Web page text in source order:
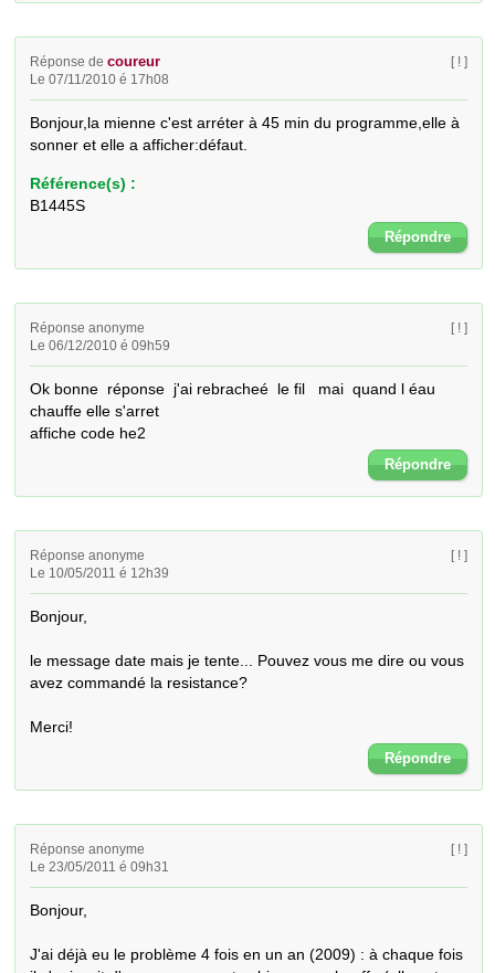
Réponse decoureur
Le 07/11/2010 é 17h08
[ ! ]
Bonjour,la mienne c'est arréter à 45 min du programme,elle à
sonner et elle a afficher:défaut.
Référence(s) :
B1445S
Répondre
Réponse anonyme
Le 06/12/2010 é 09h59
[ ! ]
Ok bonne  réponse  j'ai rebracheé  le fil   mai  quand l éau
chauffe elle s'arret
affiche code he2
Répondre
Réponse anonyme
Le 10/05/2011 é 12h39
[ ! ]
Bonjour,
le message date mais je tente... Pouvez vous me dire ou vous
avez commandé la resistance?
Merci!
Répondre
Réponse anonyme
Le 23/05/2011 é 09h31
[ ! ]
Bonjour,
J'ai déjà eu le problème 4 fois en un an (2009) : à chaque fois